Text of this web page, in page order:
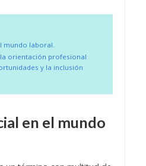
mundo laboral.
orientación profesional
y la inclusión
en el mundo